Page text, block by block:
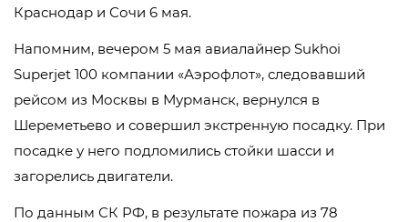
Краснодар и Сочи 6 мая.
Напомним, вечером 5 мая авиалайнер Sukhoi
Superjet 100 компании «Аэрофлот», следовавший
рейсом из Москвы в Мурманск, вернулся в
Шереметьево и совершил экстренную посадку. При
посадке у него подломились стойки шасси и
загорелись двигатели.
По данным СК РФ, в результате пожара из 78